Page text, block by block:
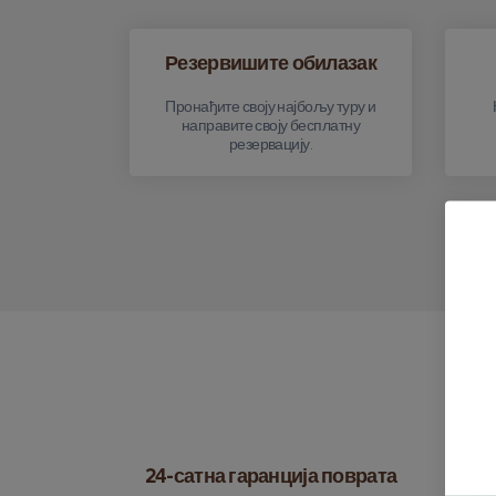
Резервишите обилазак
Пронађите своју најбољу туру и
направите своју бесплатну
резервацију.
24-сатна гаранција поврата